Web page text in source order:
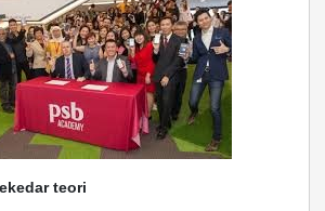
teori